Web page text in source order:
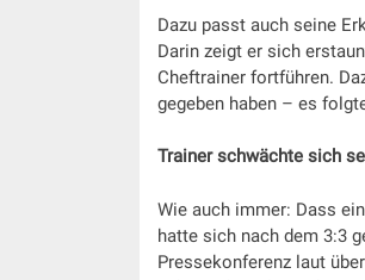
Dazu passt auch seine
Darin zeigt er sich
Cheftrainer fortführen.
gegeben haben – es
Trainer schwächte sich
Wie auch immer: Dass
hatte sich nach dem 3:3
Pressekonferenz laut